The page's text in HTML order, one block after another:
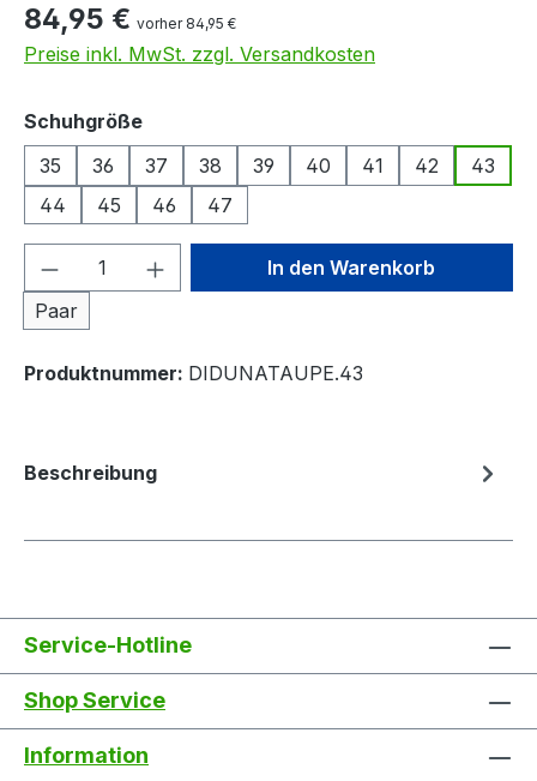
84,95 € vorher 84,95 €
Preise inkl. MwSt. zzgl. Versandkosten
Schuhgrößeauswählen
35
36 37 38 39 40 41 42
43
44
45 46 47
Produkt Anzahl: Gib den
Paar
In den Warenkorb
Produktnummer: DIDUNATAUPE.43
Beschreibung
Service-Hotline
Shop Service
Information